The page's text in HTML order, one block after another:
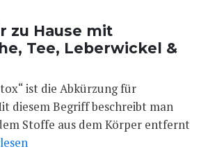
zu Hause mit
Tee, Leberwickel &
ist die Abkürzung für
diesem Begriff beschreibt man
Stoffe aus dem Körper entfernt